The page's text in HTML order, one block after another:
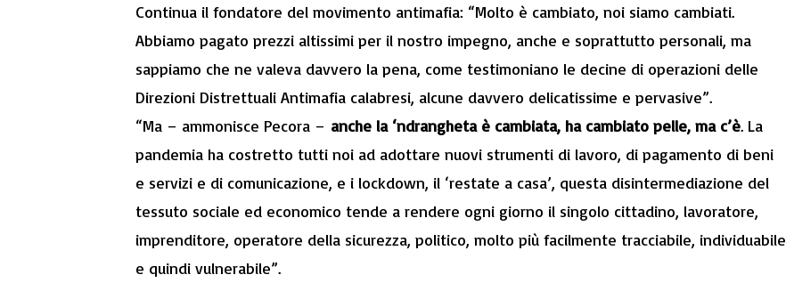
Continua il fondatore del movimento antimafia: “Molto è cambiato, noi siamo cambiati.
Abbiamo pagato prezzi altissimi per il nostro impegno, anche e soprattutto personali, ma
sappiamo che ne valeva davvero la pena, come testimoniano le decine di operazioni delle
Direzioni Distrettuali Antimafia calabresi, alcune davvero delicatissime e pervasive”.
“Ma – ammonisce Pecora – anche la ‘ndrangheta è cambiata, ha cambiato pelle, ma c’è. La
pandemia ha costretto tutti noi ad adottare nuovi strumenti di lavoro, di pagamento di beni
e servizi e di comunicazione, e i lockdown, il ‘restate a casa’, questa disintermediazione del
tessuto sociale ed economico tende a rendere ogni giorno il singolo cittadino, lavoratore,
imprenditore, operatore della sicurezza, politico, molto più facilmente tracciabile, individuabile
e quindi vulnerabile”.